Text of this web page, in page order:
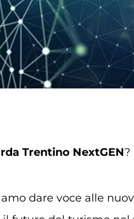
Trentino NextGEN?
dare voce alle